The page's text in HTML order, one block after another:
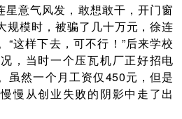
意气风发，敢想敢干，开门窗
规模时，被骗了几十万元，徐连
“这样下去，可不行！”后来学校
，当时一个压瓦机厂正好招电
虽然一个月工资仅450元，但是
慢从创业失败的阴影中走了出